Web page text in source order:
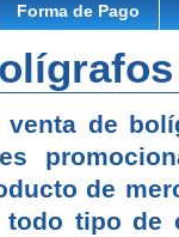
Forma de Pago
venta de
de
todo tipo de